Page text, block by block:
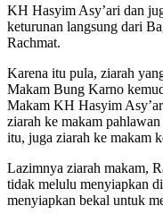
KH Hasyim Asy’ari dan
keturunan langsung dari
Rachmat.
Karena itu pula, ziarah
Makam Bung Karno
Makam KH Hasyim
ziarah ke makam
itu, juga ziarah ke makam
Lazimnya ziarah makam,
tidak melulu menyiapkan
menyiapkan bekal untuk